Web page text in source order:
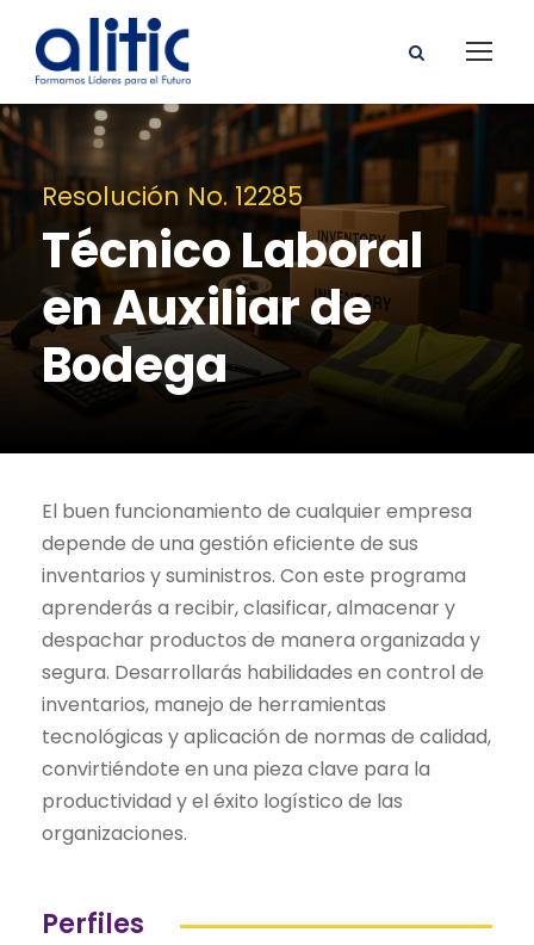
Resolución No. 12285
Técnico Laboral
en Auxiliar de
Bodega
El buen funcionamiento de cualquier empresa
depende de una gestión eficiente de sus
inventarios y suministros. Con este programa
aprenderás a recibir, clasificar, almacenar y
despachar productos de manera organizada y
segura. Desarrollarás habilidades en control de
inventarios, manejo de herramientas
tecnológicas y aplicación de normas de calidad,
convirtiéndote en una pieza clave para la
productividad y el éxito logístico de las
organizaciones.
Perfiles